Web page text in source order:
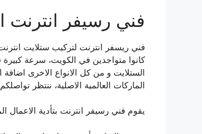
فني رسيفر انترنت
فني ريسفر انترنت لتركيب ستلايت انترنت
كانوا متواجدين في الكويت، سرعة كبيرة
الستلايت و من كل الانواع الاخرى اضافة
الماركات العالمية الاصلية، ننتظر
يقوم فني رسيفر انترنت بتأدية الاعمال